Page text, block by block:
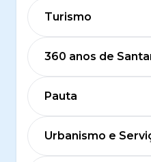
Turismo
360 anos de
Pauta
Urbanismo e